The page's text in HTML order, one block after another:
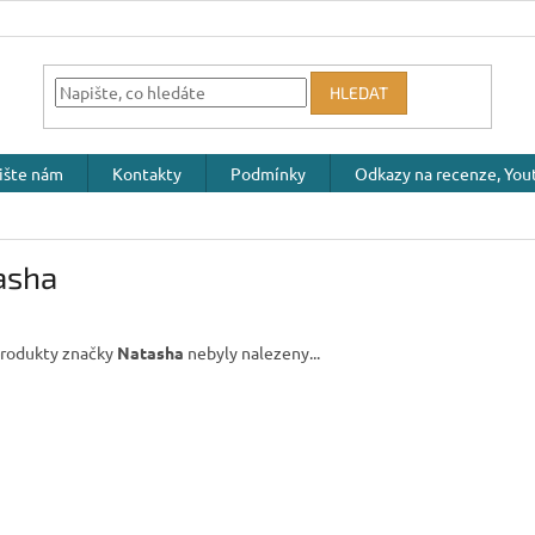
HLEDAT
nám Kontakty Podmínky Odkazy na recenze,
značky Natasha nebyly nalezeny...